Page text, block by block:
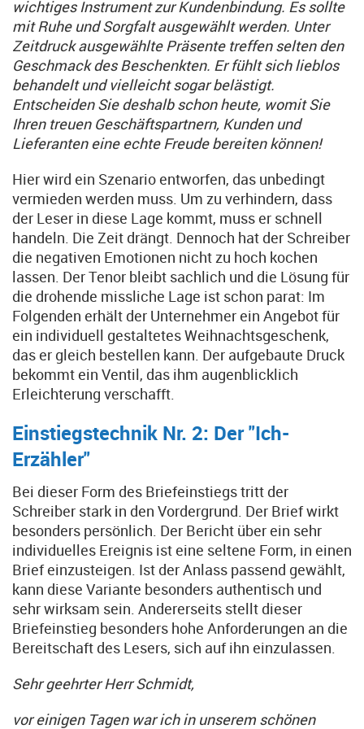
wichtiges Instrument zur Kundenbindung. Es sollte
mit Ruhe und Sorgfalt ausgewählt werden. Unter
Zeitdruck ausgewählte Präsente treffen selten den
Geschmack des Beschenkten. Er fühlt sich lieblos
behandelt und vielleicht sogar belästigt.
Entscheiden Sie deshalb schon heute, womit Sie
Ihren treuen Geschäftspartnern, Kunden und
Lieferanten eine echte Freude bereiten können!
Hier wird ein Szenario entworfen, das unbedingt
vermieden werden muss. Um zu verhindern, dass
der Leser in diese Lage kommt, muss er schnell
handeln. Die Zeit drängt. Dennoch hat der Schreiber
die negativen Emotionen nicht zu hoch kochen
lassen. Der Tenor bleibt sachlich und die Lösung für
die drohende missliche Lage ist schon parat: Im
Folgenden erhält der Unternehmer ein Angebot für
ein individuell gestaltetes Weihnachtsgeschenk,
das er gleich bestellen kann. Der aufgebaute Druck
bekommt ein Ventil, das ihm augenblicklich
Erleichterung verschafft.
Einstiegstechnik Nr. 2: Der "Ich-
Erzähler"
Bei dieser Form des Briefeinstiegs tritt der
Schreiber stark in den Vordergrund. Der Brief wirkt
besonders persönlich. Der Bericht über ein sehr
individuelles Ereignis ist eine seltene Form, in einen
Brief einzusteigen. Ist der Anlass passend gewählt,
kann diese Variante besonders authentisch und
sehr wirksam sein. Andererseits stellt dieser
Briefeinstieg besonders hohe Anforderungen an die
Bereitschaft des Lesers, sich auf ihn einzulassen.
Sehr geehrter Herr Schmidt,
vor einigen Tagen war ich in unserem schönen